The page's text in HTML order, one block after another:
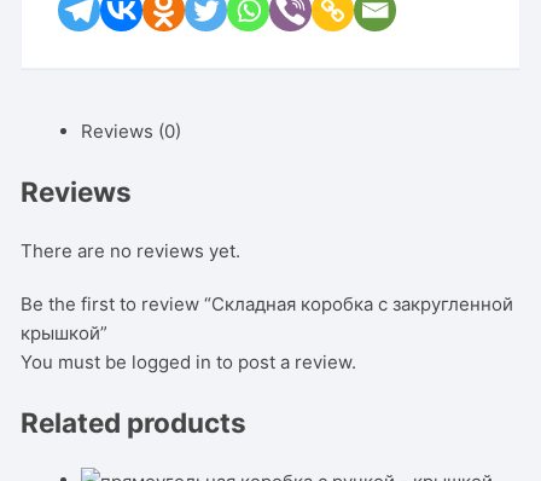
Reviews (0)
Reviews
There are no reviews yet.
Be the first to review “Складная коробка с закругленной
крышкой”
You must be logged in to post a review.
Related products